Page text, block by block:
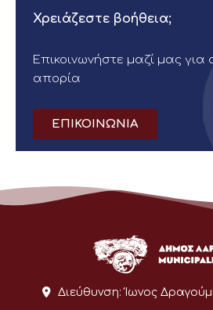
Χρειάζεστε βοήθεια;
Επικοινωνήστε μαζί μας
απορία
ΕΠΙΚΟΙΝΩΝΙΑ
Διεύθυνση: Ίωνος